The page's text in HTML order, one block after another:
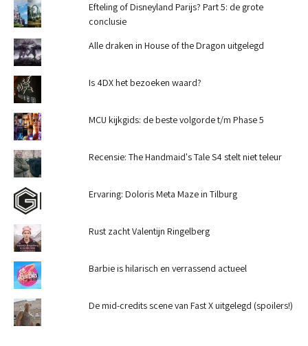
Efteling of Disneyland Parijs? Part 5: de grote
conclusie
Alle draken in House of the Dragon uitgelegd
Is 4DX het bezoeken waard?
MCU kijkgids: de beste volgorde t/m Phase 5
Recensie: The Handmaid's Tale S4 stelt niet teleur
Ervaring: Doloris Meta Maze in Tilburg
Rust zacht Valentijn Ringelberg
Barbie is hilarisch en verrassend actueel
De mid-credits scene van Fast X uitgelegd (spoilers!)